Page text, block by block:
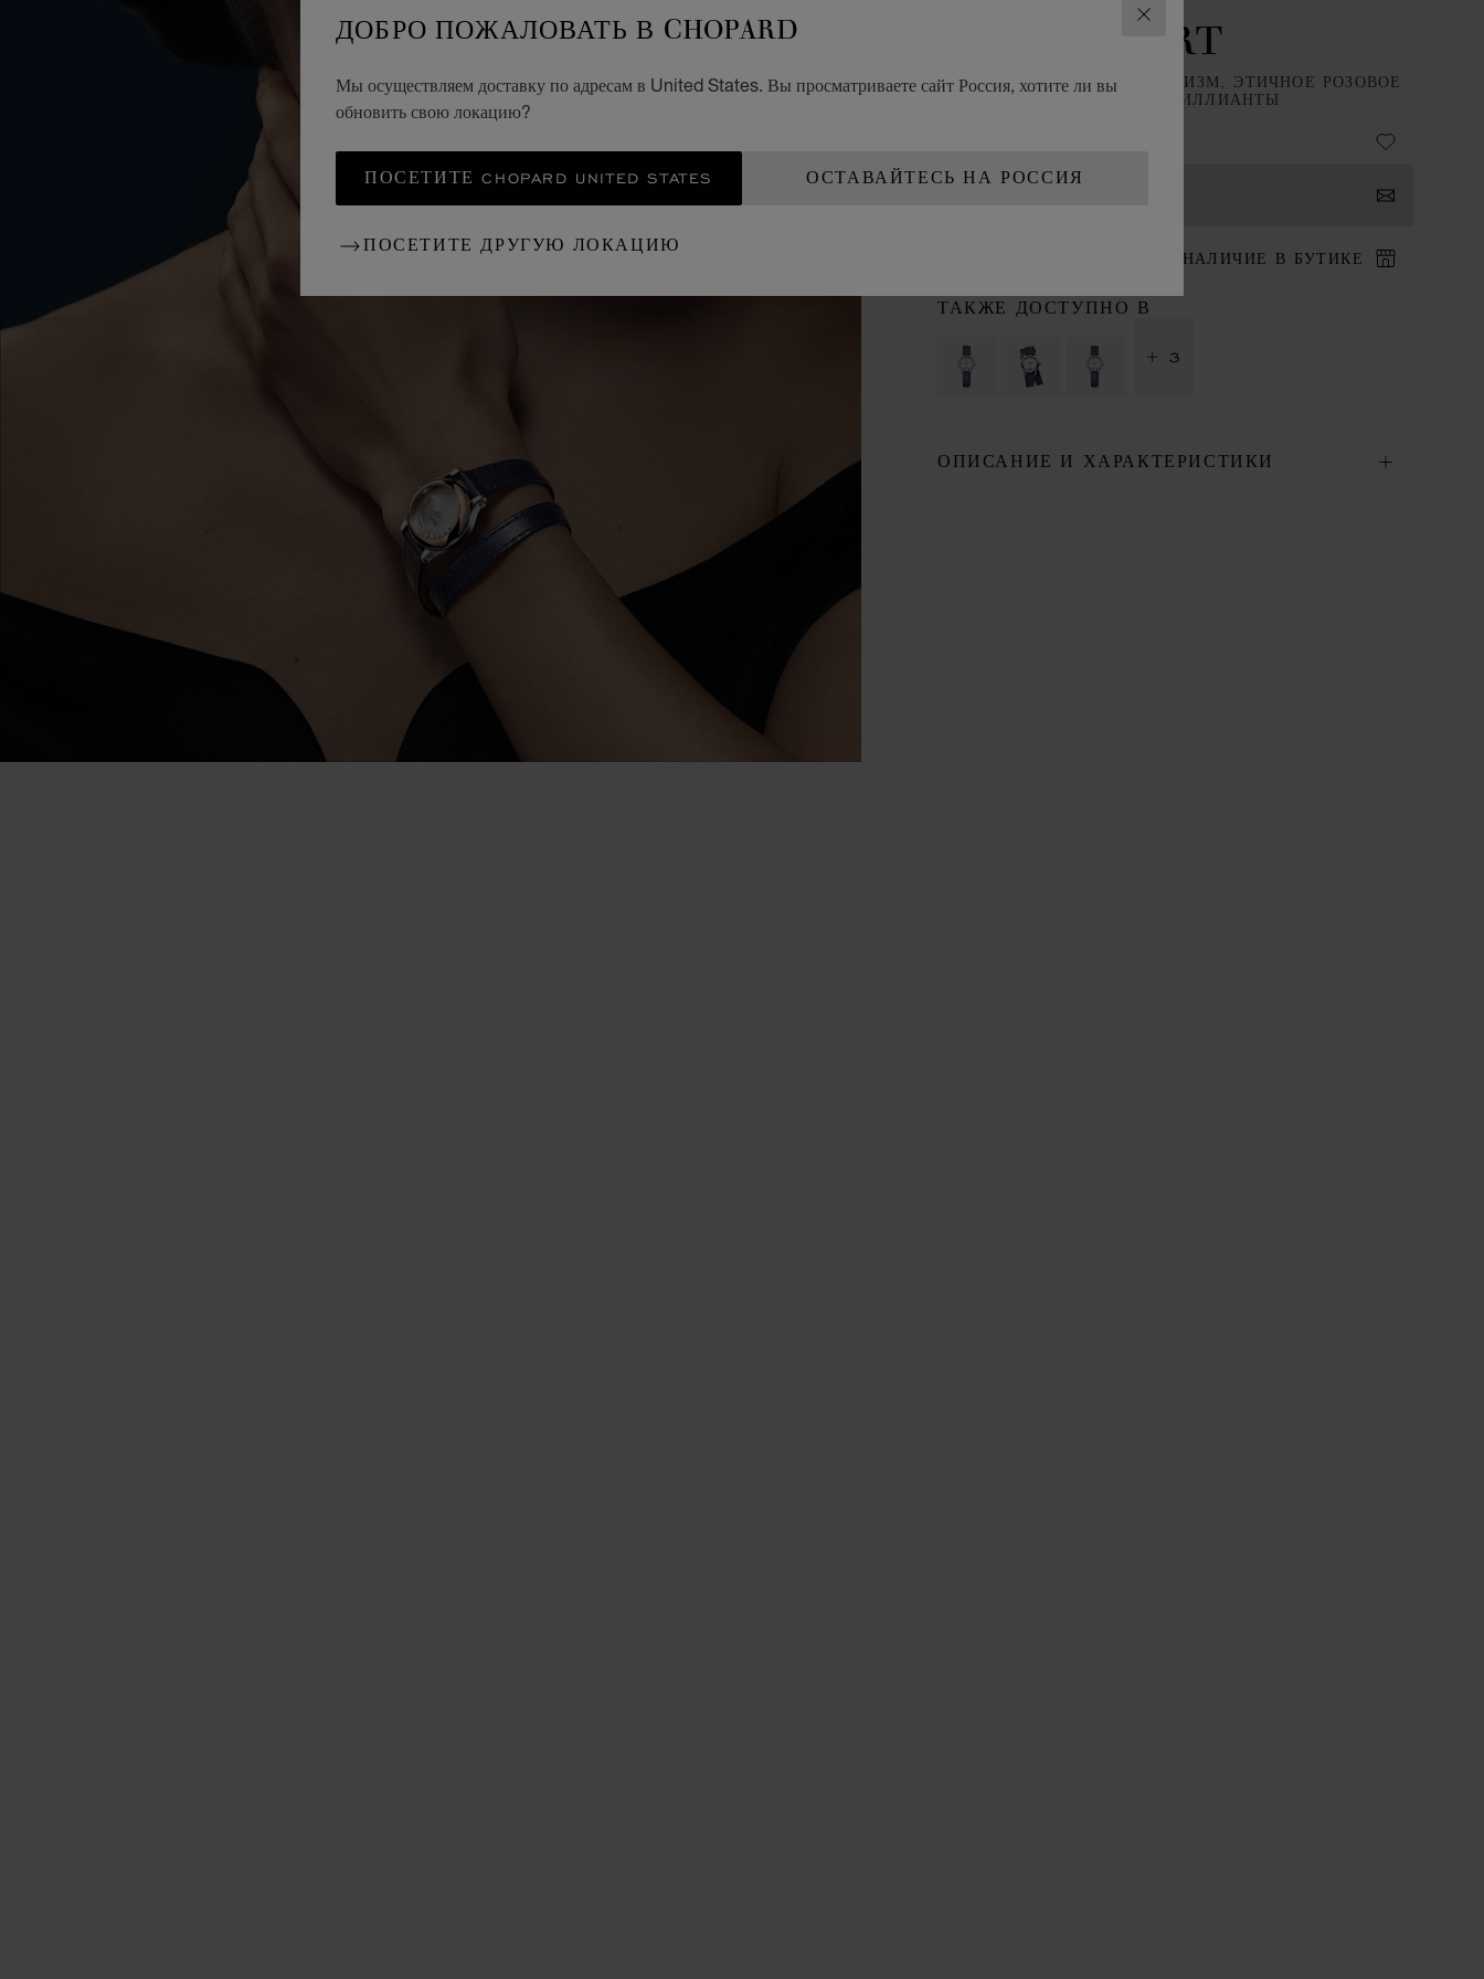
ЗАКРЫТЬ
ДОБРО ПОЖАЛОВАТЬ В CHOPARD
Мы осуществляем доставку по адресам в United States. Вы просматриваете сайт Россия, хотите ли вы
обновить свою локацию?
ПОСЕТИТЕ CHOPARD UNITED STATES ОСТАВАЙТЕСЬ НА РОССИЯ
ПОСЕТИТЕ ДРУГУЮ ЛОКАЦИЮ
HAPPY SPORT
25 ММ, КВАРЦЕВЫЙ МЕХАНИЗМ, ЭТИЧНОЕ РОЗОВОЕ
ЗОЛОТО, LUCENT STEEL™, БРИЛЛИАНТЫ
НАЛИЧИЕ В БУТИКЕ
ТАКЖЕ ДОСТУПНО В
+ 3
ОПИСАНИЕ И ХАРАКТЕРИСТИКИ